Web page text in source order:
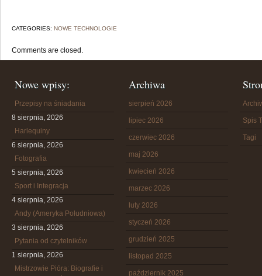
CATEGORIES: NOWE TECHNOLOGIE
Comments are closed.
Nowe wpisy:
Przepisy na śniadania
8 sierpnia, 2026
Harlequiny
6 sierpnia, 2026
Fotografia
5 sierpnia, 2026
Sport i Integracja
4 sierpnia, 2026
Andy (Ameryka Południowa)
3 sierpnia, 2026
Pytania od czytelników
1 sierpnia, 2026
Mistrzowie Pióra: Biografie i
Archiwa
sierpień 2026
lipiec 2026
czerwiec 2026
maj 2026
kwiecień 2026
marzec 2026
luty 2026
styczeń 2026
grudzień 2025
listopad 2025
październik 2025
Spis
Tagi